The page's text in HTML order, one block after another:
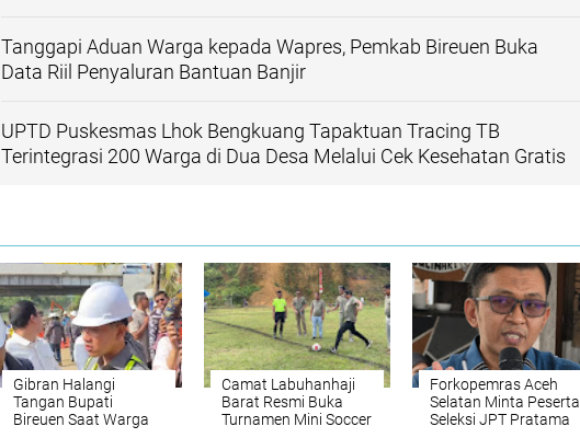
Tanggapi Aduan Warga kepada Wapres, Pemkab Bireuen Buka
Data Riil Penyaluran Bantuan Banjir
UPTD Puskesmas Lhok Bengkuang Tapaktuan ‎Tracing TB
Terintegrasi 200 Warga di Dua Desa Melalui Cek Kesehatan Gratis
Gibran Halangi
Tangan Bupati
Bireuen Saat Warga
Camat Labuhanhaji
Barat Resmi Buka
Turnamen Mini Soccer
Forkopemras Aceh
Selatan Minta Peserta
Seleksi JPT Pratama